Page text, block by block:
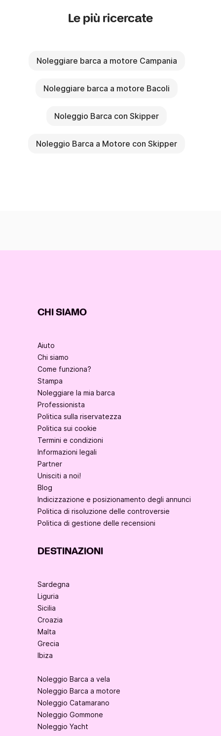
Le più ricercate
Noleggiare barca a motore Campania
Noleggiare barca a motore Bacoli
Noleggio Barca con Skipper
Noleggio Barca a Motore con Skipper
CHI SIAMO
Aiuto
Chi siamo
Come funziona?
Stampa
Noleggiare la mia barca
Professionista
Politica sulla riservatezza
Politica sui cookie
Termini e condizioni
Informazioni legali
Partner
Unisciti a noi!
Blog
Indicizzazione e posizionamento degli annunci
Politica di risoluzione delle controversie
Politica di gestione delle recensioni
DESTINAZIONI
Sardegna
Liguria
Sicilia
Croazia
Malta
Grecia
Ibiza
Noleggio Barca a vela
Noleggio Barca a motore
Noleggio Catamarano
Noleggio Gommone
Noleggio Yacht